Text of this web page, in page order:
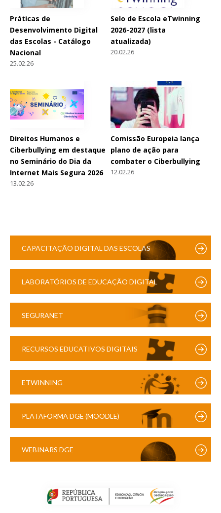
Práticas de
Desenvolvimento Digital
das Escolas - Catálogo
Nacional
25.02.26
Selo de Escola eTwinning
2026-2027 (lista
atualizada)
20.02.26
Direitos Humanos e
Ciberbullying em destaque
no Seminário do Dia da
Internet Mais Segura 2026
13.02.26
Comissão Europeia lança
plano de ação para
combater o Ciberbullying
12.02.26
CAPACITAÇÃO DIGITAL DAS ESCOLAS
LABORATÓRIOS DE EDUCAÇÃO DIGITAL
SEGURANET
RECURSOS EDUCATIVOS DIGITAIS
ETWINNING
PLATAFORMA DGE (MOODLE)
WEBINARS DGE